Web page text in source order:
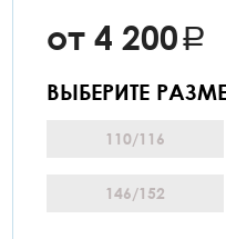
от 4 200
ВЫБЕРИТЕ
110/116
146/152